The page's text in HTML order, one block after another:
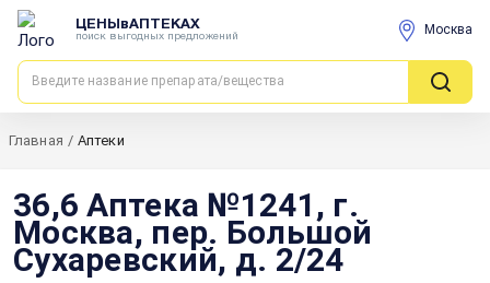
ЦЕНЫвАПТЕКАХ
поиск выгодных предложений Москва
Главная / Аптеки
36,6 Аптека №1241, г.
Москва, пер. Большой
Сухаревский, д. 2/24